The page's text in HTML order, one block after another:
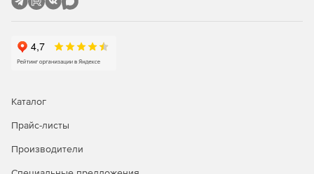
Совместная работа с документами, поисковой
бизнес-анализа (Share Point Server Standart CAL);
Мониторинг и обновление (System Center Configuration
Антивирусное программное обеспечение с
Каталог
Прайс-листы
Производители